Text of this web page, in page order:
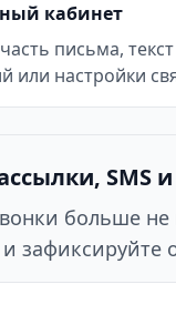
кабинет
письма,
или настройки
SMS
больше не
зафиксируйте